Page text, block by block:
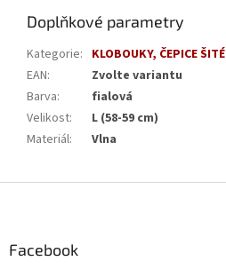
Doplňkové parametry
Kategorie: KLOBOUKY, ČEPICE ŠITÉ
EAN:
Zvolte variantu
Barva:
fialová
Velikost:
L (58-59 cm)
Materiál: Vlna
Facebook